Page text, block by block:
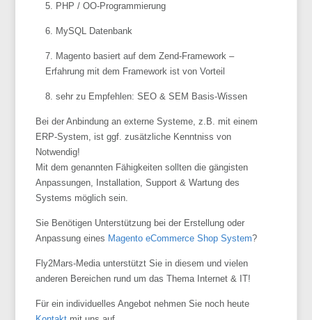
PHP / OO-Programmierung
MySQL Datenbank
Magento basiert auf dem Zend-Framework –
Erfahrung mit dem Framework ist von Vorteil
sehr zu Empfehlen: SEO & SEM Basis-Wissen
Bei der Anbindung an externe Systeme, z.B. mit einem
ERP-System, ist ggf. zusätzliche Kenntniss von
Notwendig!
Mit dem genannten Fähigkeiten sollten die gängisten
Anpassungen, Installation, Support & Wartung des
Systems möglich sein.
Sie Benötigen Unterstützung bei der Erstellung oder
Anpassung eines Magento eCommerce Shop System?
Fly2Mars-Media unterstützt Sie in diesem und vielen
anderen Bereichen rund um das Thema Internet & IT!
Für ein individuelles Angebot nehmen Sie noch heute